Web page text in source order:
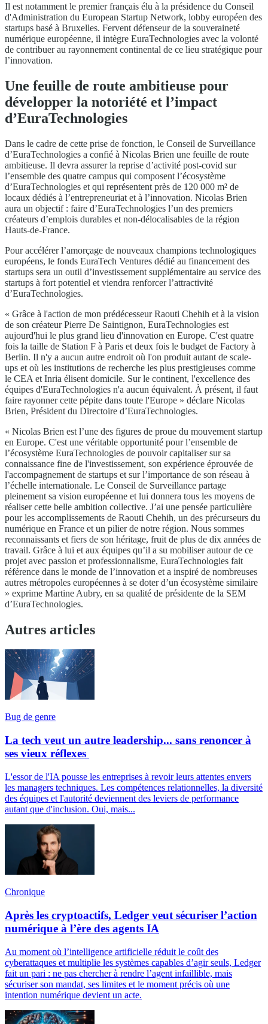
Il est notamment le premier français élu à la présidence du Conseil
d'Administration du European Startup Network, lobby européen des
startups basé à Bruxelles. Fervent défenseur de la souveraineté
numérique européenne, il intègre EuraTechnologies avec la volonté
de contribuer au rayonnement continental de ce lieu stratégique pour
l’innovation.
Une feuille de route ambitieuse pour
développer la notoriété et l’impact
d’EuraTechnologies
Dans le cadre de cette prise de fonction, le Conseil de Surveillance
d’EuraTechnologies a confié à Nicolas Brien une feuille de route
ambitieuse. Il devra assurer la reprise d’activité post-covid sur
l’ensemble des quatre campus qui composent l’écosystème
d’EuraTechnologies et qui représentent près de 120 000 m² de
locaux dédiés à l’entrepreneuriat et à l’innovation. Nicolas Brien
aura un objectif : faire d’EuraTechnologies l’un des premiers
créateurs d’emplois durables et non-délocalisables de la région
Hauts-de-France.
Pour accélérer l’amorçage de nouveaux champions technologiques
européens, le fonds EuraTech Ventures dédié au financement des
startups sera un outil d’investissement supplémentaire au service des
startups à fort potentiel et viendra renforcer l’attractivité
d’EuraTechnologies.
« Grâce à l'action de mon prédécesseur Raouti Chehih et à la vision
de son créateur Pierre De Saintignon, EuraTechnologies est
aujourd'hui le plus grand lieu d'innovation en Europe. C'est quatre
fois la taille de Station F à Paris et deux fois le budget de Factory à
Berlin. Il n'y a aucun autre endroit où l'on produit autant de scale-
ups et où les institutions de recherche les plus prestigieuses comme
le CEA et Inria élisent domicile. Sur le continent, l'excellence des
équipes d'EuraTechnologies n'a aucun équivalent. À présent, il faut
faire rayonner cette pépite dans toute l'Europe » déclare Nicolas
Brien, Président du Directoire d’EuraTechnologies.
« Nicolas Brien est l’une des figures de proue du mouvement startup
en Europe. C'est une véritable opportunité pour l’ensemble de
l’écosystème EuraTechnologies de pouvoir capitaliser sur sa
connaissance fine de l'investissement, son expérience éprouvée de
l'accompagnement de startups et sur l’importance de son réseau à
l’échelle internationale. Le Conseil de Surveillance partage
pleinement sa vision européenne et lui donnera tous les moyens de
réaliser cette belle ambition collective. J’ai une pensée particulière
pour les accomplissements de Raouti Chehih, un des précurseurs du
numérique en France et un pilier de notre région. Nous sommes
reconnaissants et fiers de son héritage, fruit de plus de dix années de
travail. Grâce à lui et aux équipes qu’il a su mobiliser autour de ce
projet avec passion et professionnalisme, EuraTechnologies fait
référence dans le monde de l’innovation et a inspiré de nombreuses
autres métropoles européennes à se doter d’un écosystème similaire
» exprime Martine Aubry, en sa qualité de présidente de la SEM
d’EuraTechnologies.
Autres articles
Bug de genre
La tech veut un autre leadership... sans renoncer à
ses vieux réflexes
L'essor de l'IA pousse les entreprises à revoir leurs attentes envers
les managers techniques. Les compétences relationnelles, la diversité
des équipes et l'autorité deviennent des leviers de performance
autant que d'inclusion. Oui, mais...
Chronique
Après les cryptoactifs, Ledger veut sécuriser l’action
numérique à l’ère des agents IA
Au moment où l’intelligence artificielle réduit le coût des
cyberattaques et multiplie les systèmes capables d’agir seuls, Ledger
fait un pari : ne pas chercher à rendre l’agent infaillible, mais
sécuriser son mandat, ses limites et le moment précis où une
intention numérique devient un acte.